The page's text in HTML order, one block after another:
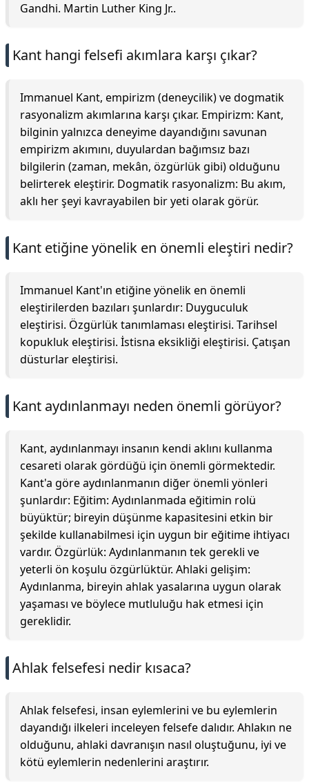
Gandhi. Martin Luther King Jr..
Kant hangi felsefi akımlara karşı çıkar?
Immanuel Kant, empirizm (deneycilik) ve dogmatik
rasyonalizm akımlarına karşı çıkar. Empirizm: Kant,
bilginin yalnızca deneyime dayandığını savunan
empirizm akımını, duyulardan bağımsız bazı
bilgilerin (zaman, mekân, özgürlük gibi) olduğunu
belirterek eleştirir. Dogmatik rasyonalizm: Bu akım,
aklı her şeyi kavrayabilen bir yeti olarak görür.
Kant etiğine yönelik en önemli eleştiri nedir?
Immanuel Kant'ın etiğine yönelik en önemli
eleştirilerden bazıları şunlardır: Duyguculuk
eleştirisi. Özgürlük tanımlaması eleştirisi. Tarihsel
kopukluk eleştirisi. İstisna eksikliği eleştirisi. Çatışan
düsturlar eleştirisi.
Kant aydınlanmayı neden önemli görüyor?
Kant, aydınlanmayı insanın kendi aklını kullanma
cesareti olarak gördüğü için önemli görmektedir.
Kant'a göre aydınlanmanın diğer önemli yönleri
şunlardır: Eğitim: Aydınlanmada eğitimin rolü
büyüktür; bireyin düşünme kapasitesini etkin bir
şekilde kullanabilmesi için uygun bir eğitime ihtiyacı
vardır. Özgürlük: Aydınlanmanın tek gerekli ve
yeterli ön koşulu özgürlüktür. Ahlaki gelişim:
Aydınlanma, bireyin ahlak yasalarına uygun olarak
yaşaması ve böylece mutluluğu hak etmesi için
gereklidir.
Ahlak felsefesi nedir kısaca?
Ahlak felsefesi, insan eylemlerini ve bu eylemlerin
dayandığı ilkeleri inceleyen felsefe dalıdır. Ahlakın ne
olduğunu, ahlaki davranışın nasıl oluştuğunu, iyi ve
kötü eylemlerin nedenlerini araştırır.